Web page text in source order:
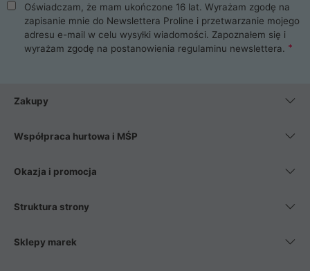
Oświadczam, że mam ukończone 16 lat. Wyrażam zgodę na
zapisanie mnie do Newslettera Proline i przetwarzanie mojego
adresu e-mail w celu wysyłki wiadomości. Zapoznałem się i
wyrażam zgodę na postanowienia regulaminu newslettera.
Zakupy
Współpraca hurtowa i MŚP
Okazja i promocja
Struktura strony
Sklepy marek